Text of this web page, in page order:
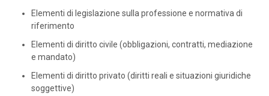
Elementi di legislazione sulla professione e normativa di
riferimento
Elementi di diritto civile (obbligazioni, contratti, mediazione
e mandato)
Elementi di diritto privato (diritti reali e situazioni giuridiche
soggettive)